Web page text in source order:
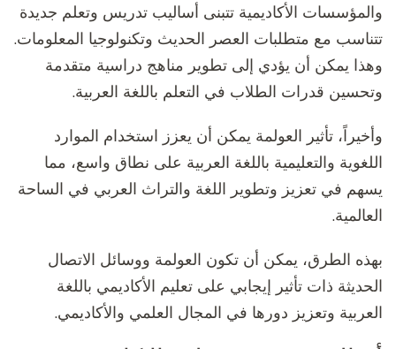
والمؤسسات الأكاديمية تتبنى أساليب تدريس وتعلم جديدة
تتناسب مع متطلبات العصر الحديث وتكنولوجيا المعلومات.
وهذا يمكن أن يؤدي إلى تطوير مناهج دراسية متقدمة
وتحسين قدرات الطلاب في التعلم باللغة العربية.
وأخيراً، تأثير العولمة يمكن أن يعزز استخدام الموارد
اللغوية والتعليمية باللغة العربية على نطاق واسع، مما
يسهم في تعزيز وتطوير اللغة والتراث العربي في الساحة
العالمية.
بهذه الطرق، يمكن أن تكون العولمة ووسائل الاتصال
الحديثة ذات تأثير إيجابي على تعليم الأكاديمي باللغة
العربية وتعزيز دورها في المجال العلمي والأكاديمي.